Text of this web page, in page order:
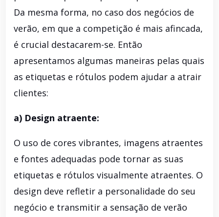
Da mesma forma, no caso dos negócios de
verão, em que a competição é mais afincada,
é crucial destacarem-se. Então
apresentamos algumas maneiras pelas quais
as etiquetas e rótulos podem ajudar a atrair
clientes:
a) Design atraente:
O uso de cores vibrantes, imagens atraentes
e fontes adequadas pode tornar as suas
etiquetas e rótulos visualmente atraentes. O
design deve refletir a personalidade do seu
negócio e transmitir a sensação de verão